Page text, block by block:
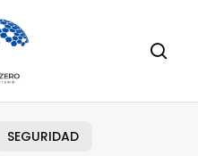
SEGURIDAD